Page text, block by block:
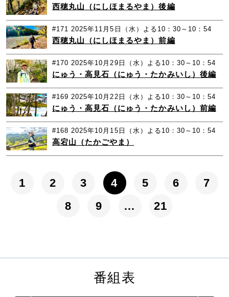
西穂丸山（にしほまるやま）後編
#171 2025年11月5日（水）よる10：30～10：54
西穂丸山（にしほまるやま）前編
#170 2025年10月29日（水）よる10：30～10：54
にゅう・高見石（にゅう・たかみいし）後編
#169 2025年10月22日（水）よる10：30～10：54
にゅう・高見石（にゅう・たかみいし）前編
#168 2025年10月15日（水）よる10：30～10：54
高宕山（たかごやま）
1 2 3 4 5 6
7
8
9 … 21
番組表